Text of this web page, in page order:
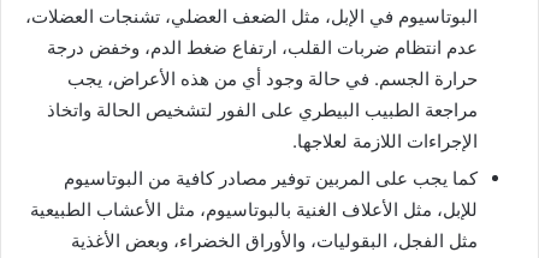
البوتاسيوم في الإبل، مثل الضعف العضلي، تشنجات العضلات،
عدم انتظام ضربات القلب، ارتفاع ضغط الدم، وخفض درجة
حرارة الجسم. في حالة وجود أي من هذه الأعراض، يجب
مراجعة الطبيب البيطري على الفور لتشخيص الحالة واتخاذ
الإجراءات اللازمة لعلاجها.
كما يجب على المربين توفير مصادر كافية من البوتاسيوم
للإبل، مثل الأعلاف الغنية بالبوتاسيوم، مثل الأعشاب الطبيعية
مثل الفجل، البقوليات، والأوراق الخضراء، وبعض الأغذية